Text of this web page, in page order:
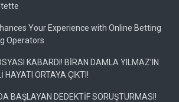
Your Experience with Online Betting
Operators
KABARDI! BİRAN DAMLA YILMAZ’IN
HAYATI ORTAYA ÇIKTI!
BAŞLAYAN DEDEKTİF SORUŞTURMASI!